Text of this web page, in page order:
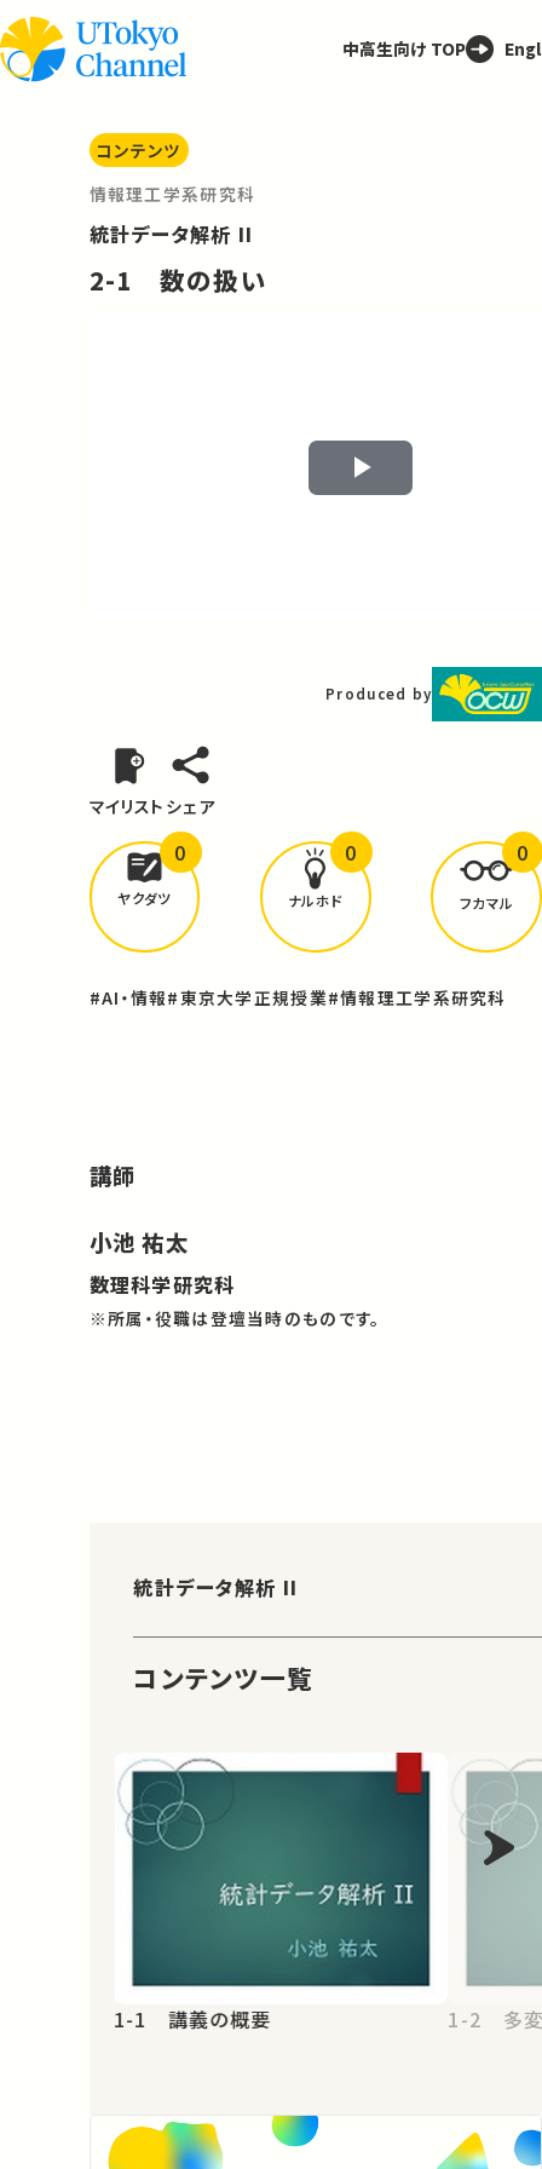
中高生向け TOP
コンテンツ
情報理工学系研究科
統計データ解析 II
2-1 数の扱い
Play
Produced by
マイリスト シェア
どんな学びがありましたか？
ヤクダツ
0
ナルホド
0
フカマル
0
#AI・情報#東京大学正規授業#情報理工学系研究科
講師
小池 祐太
数理科学研究科
※所属・役職は登壇当時のものです。
統計データ解析 II
コンテンツ一覧
1-1 講義の概要 1-2 多変